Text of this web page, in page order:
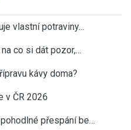
vlastní potraviny…
co si dát pozor,…
kávy doma?
v ČR 2026
přespání be…